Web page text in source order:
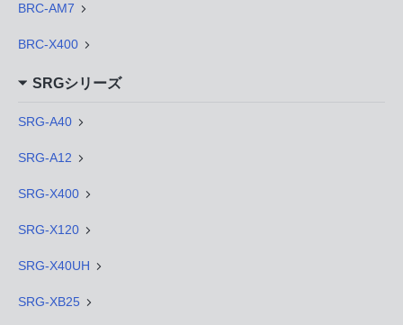
BRC-AM7
BRC-X400
SRGシリーズ
SRG-A40
SRG-A12
SRG-X400
SRG-X120
SRG-X40UH
SRG-XB25